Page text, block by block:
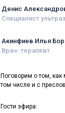
Денис
Специалист
Акинфиев Илья
Врач- терапевт
Поговорим о том,
том числе и с
Гости эфира: